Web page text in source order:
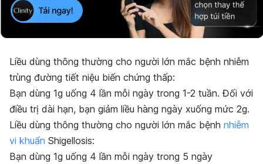
Liều dùng thông thường cho người lớn mắc bệnh nhiễm
trùng đường tiết niệu biến chứng thấp:
Bạn dùng 1g uống 4 lần mỗi ngày trong 1-2 tuần. Đối với
điều trị dài hạn, bạn giảm liều hàng ngày xuống mức 2g.
Liều dùng thông thường cho người lớn mắc bệnh nhiễm
vi khuẩn Shigellosis:
Bạn dùng 1g uống 4 lần mỗi ngày trong 5 ngày